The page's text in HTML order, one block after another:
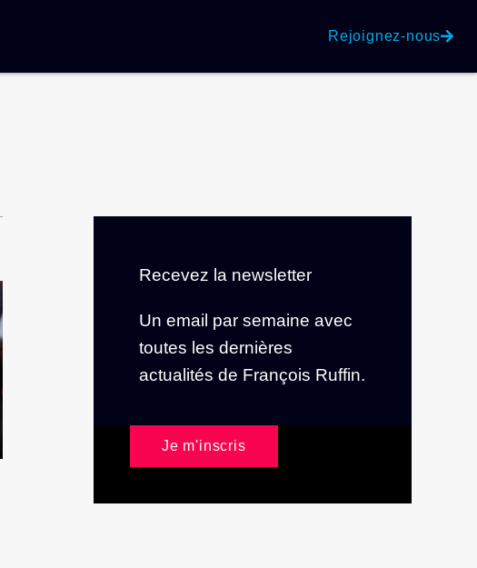
Rejoignez-nous
Recevez la newsletter
Un email par semaine avec
toutes les dernières
actualités de François Ruffin.
Je m'inscris